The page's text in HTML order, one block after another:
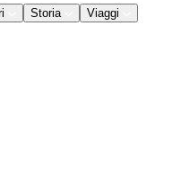
Storia Viaggi